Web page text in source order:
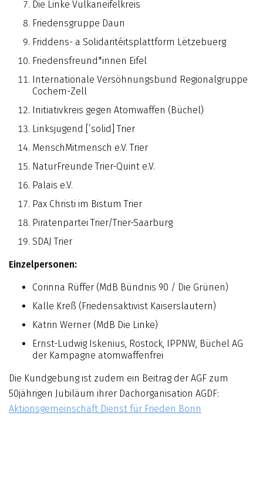
Die Linke Vulkaneifelkreis
Friedensgruppe Daun
Friddens- a Solidaritéitsplattform Lëtzebuerg
Friedensfreund*innen Eifel
Internationale Versöhnungsbund Regionalgruppe
Cochem-Zell
Initiativkreis gegen Atomwaffen (Büchel)
Linksjugend [’solid] Trier
MenschMitmensch e.V. Trier
NaturFreunde Trier-Quint e.V.
Palais e.V.
Pax Christi im Bistum Trier
Piratenpartei Trier/Trier-Saarburg
SDAJ Trier
Einzelpersonen:
Corinna Rüffer (MdB Bündnis 90 / Die Grünen)
Kalle Kreß (Friedensaktivist Kaiserslautern)
Katrin Werner (MdB Die Linke)
Ernst-Ludwig Iskenius, Rostock, IPPNW, Büchel AG
der Kampagne atomwaffenfrei
Die Kundgebung ist zudem ein Beitrag der AGF zum
50jährigen Jubiläum ihrer Dachorganisation AGDF:
Aktionsgemeinschaft Dienst für Frieden Bonn